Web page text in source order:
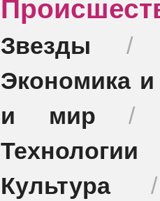
Звезды
Экономика
и мир
Технологии
Культура